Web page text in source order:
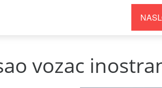
vozac